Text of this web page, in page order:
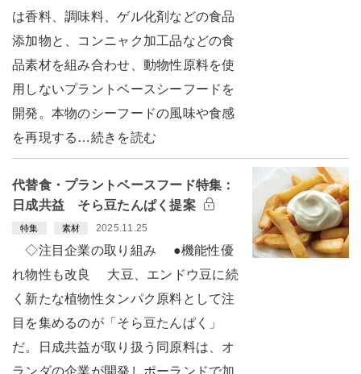
は香料、調味料、ゲル化剤などの食品
添加物と、コンニャク加工品などの食
品素材を組み合わせ、動物性原料を使
用しないプラントベースシーフードを
開発。本物のシーフードの風味や食感
を再現する…続きを読む
代替食・プラントベースフード特集：
日成共益 そら豆たんぱく提案
特集 素材 2025.11.25
◇注目企業の取り組み ●機能性優
れ物性も改良 大豆、エンドウ豆に続
く新たな植物性タンパク原料として注
目を集めるのが「そら豆たんぱく」
だ。日成共益が取り扱う同原料は、オ
ランダの企業が開発しポーランドで加